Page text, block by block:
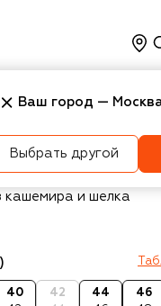
Косметика
кашемира и шелка
40
42
44
46
Ваш город —
Выбрать другой